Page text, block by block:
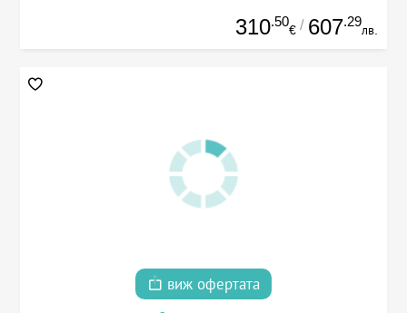
310.50
€ / 607.29
лв.
виж офертата